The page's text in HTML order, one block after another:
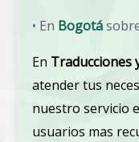
• En Bogotá
En Traducciones
atender tus
nuestro servicio
usuarios mas